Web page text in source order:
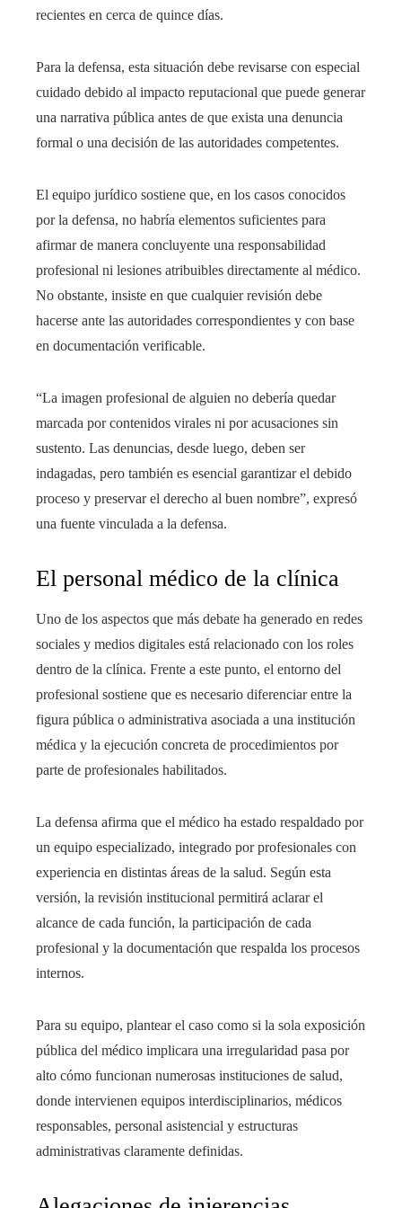
recientes en cerca de quince días.
Para la defensa, esta situación debe revisarse con especial
cuidado debido al impacto reputacional que puede generar
una narrativa pública antes de que exista una denuncia
formal o una decisión de las autoridades competentes.
El equipo jurídico sostiene que, en los casos conocidos
por la defensa, no habría elementos suficientes para
afirmar de manera concluyente una responsabilidad
profesional ni lesiones atribuibles directamente al médico.
No obstante, insiste en que cualquier revisión debe
hacerse ante las autoridades correspondientes y con base
en documentación verificable.
“La imagen profesional de alguien no debería quedar
marcada por contenidos virales ni por acusaciones sin
sustento. Las denuncias, desde luego, deben ser
indagadas, pero también es esencial garantizar el debido
proceso y preservar el derecho al buen nombre”, expresó
una fuente vinculada a la defensa.
El personal médico de la clínica
Uno de los aspectos que más debate ha generado en redes
sociales y medios digitales está relacionado con los roles
dentro de la clínica. Frente a este punto, el entorno del
profesional sostiene que es necesario diferenciar entre la
figura pública o administrativa asociada a una institución
médica y la ejecución concreta de procedimientos por
parte de profesionales habilitados.
La defensa afirma que el médico ha estado respaldado por
un equipo especializado, integrado por profesionales con
experiencia en distintas áreas de la salud. Según esta
versión, la revisión institucional permitirá aclarar el
alcance de cada función, la participación de cada
profesional y la documentación que respalda los procesos
internos.
Para su equipo, plantear el caso como si la sola exposición
pública del médico implicara una irregularidad pasa por
alto cómo funcionan numerosas instituciones de salud,
donde intervienen equipos interdisciplinarios, médicos
responsables, personal asistencial y estructuras
administrativas claramente definidas.